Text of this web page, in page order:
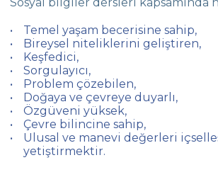
Temel yaşam becerisine sahip,
Bireysel niteliklerini geliştiren,
Keşfedici,
Sorgulayıcı,
Problem çözebilen,
Doğaya ve çevreye duyarlı,
Özgüveni yüksek,
Çevre bilincine sahip,
Ulusal ve manevi değerleri
yetiştirmektir.